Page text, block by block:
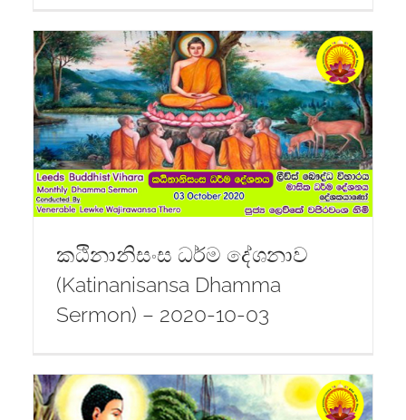
කඨිනානිසංස ධර්ම දේශනාව
(Katinanisansa Dhamma
Sermon) – 2020-10-03